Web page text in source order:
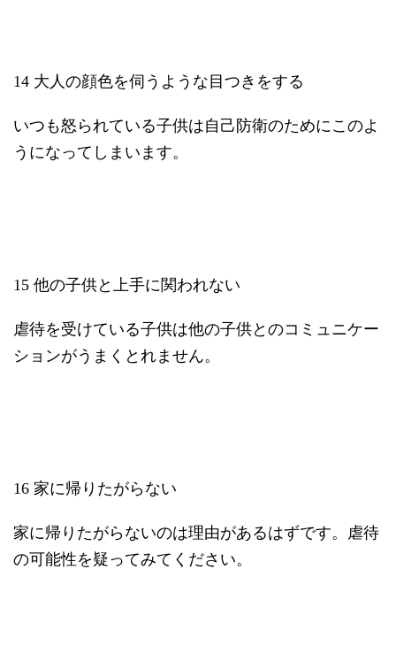
14 大人の顔色を伺うような目つきをする
いつも怒られている子供は自己防衛のためにこのよ
うになってしまいます。
15 他の子供と上手に関われない
虐待を受けている子供は他の子供とのコミュニケー
ションがうまくとれません。
16 家に帰りたがらない
家に帰りたがらないのは理由があるはずです。虐待
の可能性を疑ってみてください。